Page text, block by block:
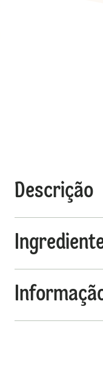
Descrição